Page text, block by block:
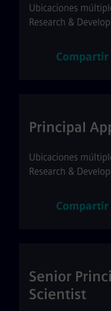
Ubicaciones
Research &
Compartir
Principal
Ubicaciones
Research &
Compartir
Senior
Scientist